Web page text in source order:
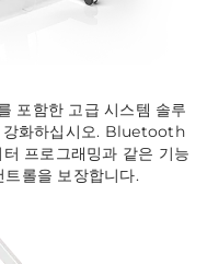
포함한 고급 시스템 솔루
화하십시오. Bluetooth
프로그래밍과 같은 기능
롤을 보장합니다.